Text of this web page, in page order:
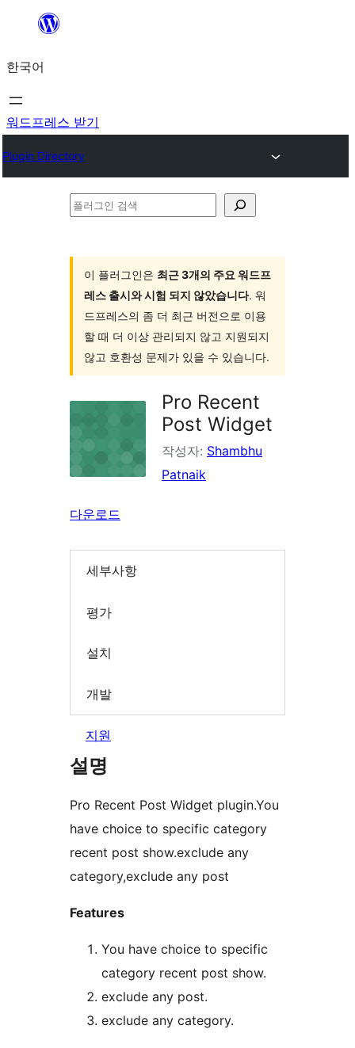
츠
로
바
가
한국어
워드프레스 받기
Plugin Directory
플
이 플러그인은 최근 3개의 주요 워드프
레스 출시와 시험 되지 않았습니다. 워
드프레스의 좀 더 최근 버전으로 이용
할 때 더 이상 관리되지 않고 지원되지
않고 호환성 문제가 있을 수 있습니다.
Pro Recent
Post Widget
작성자: Shambhu
Patnaik
다운로드
세부사항
평가
설치
개발
지원
설명
Pro Recent Post Widget plugin.You
have choice to specific category
recent post show.exclude any
category,exclude any post
Features
You have choice to specific
category recent post show.
exclude any post.
exclude any category.